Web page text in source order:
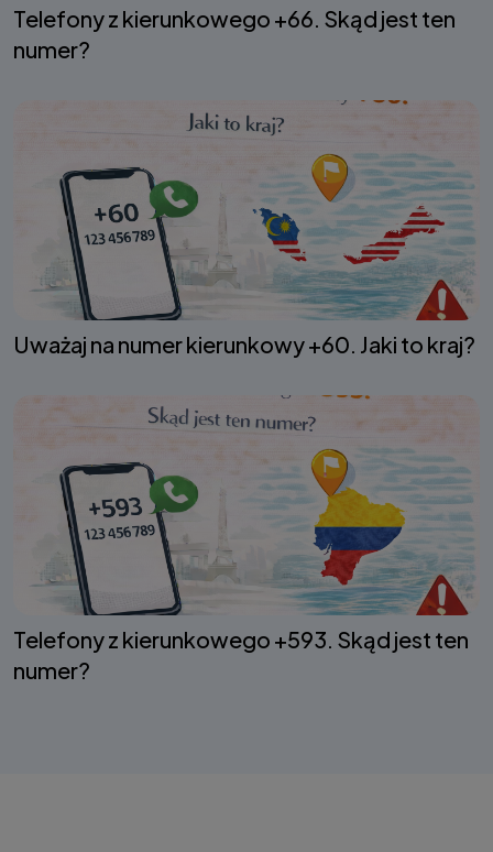
Telefony z kierunkowego +66. Skąd jest ten
numer?
Uważaj na numer kierunkowy +60. Jaki to kraj?
Telefony z kierunkowego +593. Skąd jest ten
numer?